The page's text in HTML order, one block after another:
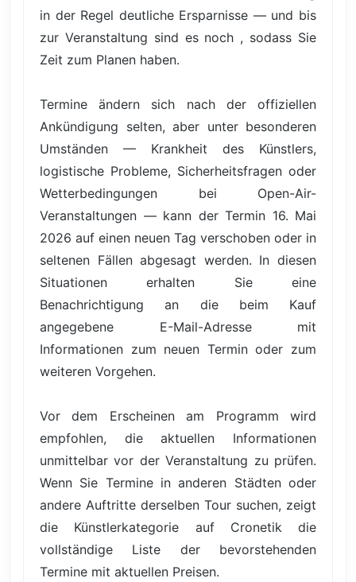
in der Regel deutliche Ersparnisse — und bis
zur Veranstaltung sind es noch , sodass Sie
Zeit zum Planen haben.
Termine ändern sich nach der offiziellen
Ankündigung selten, aber unter besonderen
Umständen — Krankheit des Künstlers,
logistische Probleme, Sicherheitsfragen oder
Wetterbedingungen bei Open-Air-
Veranstaltungen — kann der Termin 16. Mai
2026 auf einen neuen Tag verschoben oder in
seltenen Fällen abgesagt werden. In diesen
Situationen erhalten Sie eine
Benachrichtigung an die beim Kauf
angegebene E-Mail-Adresse mit
Informationen zum neuen Termin oder zum
weiteren Vorgehen.
Vor dem Erscheinen am Programm wird
empfohlen, die aktuellen Informationen
unmittelbar vor der Veranstaltung zu prüfen.
Wenn Sie Termine in anderen Städten oder
andere Auftritte derselben Tour suchen, zeigt
die Künstlerkategorie auf Cronetik die
vollständige Liste der bevorstehenden
Termine mit aktuellen Preisen.